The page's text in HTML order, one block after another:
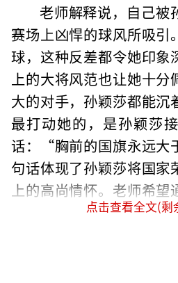
老师解释说，自己被
赛场上凶悍的球风所吸引
球，这种反差都令她印象
上的大将风范也让她十
大的对手，孙颖莎都能沉
最打动她的，是孙颖莎
话：“胸前的国旗永远大
句话体现了孙颖莎将国家
上的高尚情怀。老师希
事，激励毕业生们担起时
点击查看全文(剩